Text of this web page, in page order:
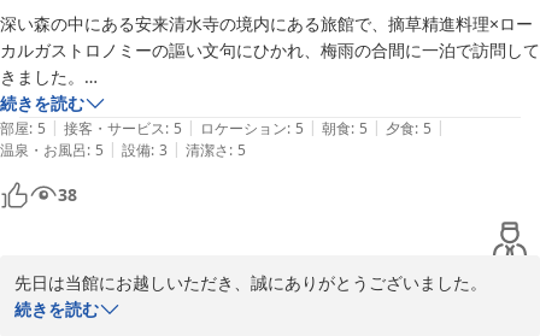
深い森の中にある安来清水寺の境内にある旅館で、摘草精進料理×ロー
カルガストロノミーの謳い文句にひかれ、梅雨の合間に一泊で訪問して
きました。
安来駅から地元のご婦人方とのあいのりタクシー（200円／人、安！）
で、ほどなく参道入り口到着。石段と坂を５分ほど歩いて上った先が紅
葉館。荷物を置いて早速清水寺へ。閉門時間ギリギリで他に誰もいない
静かな境内を妻と二人占め。本堂・三重塔・千年杉などに圧倒されつつ
参拝を終え、エゾゼミ（？）の大合唱鳴き移りに背中を押されて慌てて
宿に戻り入浴。新しく設えられた風呂で気持ち・身体を整えた後、楽し
みにしていた夕食です。
続きを読む
部屋: 5 | 接客・サービス: 5 | ロケーション: 5 | 朝食: 5 | 夕食: 5 |
温泉・お風呂: 5 | 設備: 3 | 清潔さ: 5
38
先日は当館にお越しいただき、誠にありがとうございました。
全力で紅葉館と清水寺を楽しんでいただけたようでこちらもうれし
続きを読む